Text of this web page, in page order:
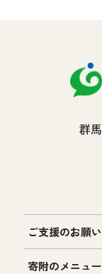
群
ご支援のお願い
寄附のメニュー